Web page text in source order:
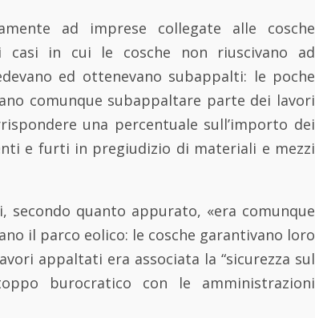
ad imprese collegate alle cosche
casi in cui le cosche non riuscivano ad
ed ottenevano subappalti: le poche
comunque subappaltare parte dei lavori
una percentuale sull’importo dei
e furti in pregiudizio di materiali e mezzi
secondo quanto appurato, «era comunque
il parco eolico: le cosche garantivano loro
appaltati era associata la “sicurezza sul
burocratico con le amministrazioni